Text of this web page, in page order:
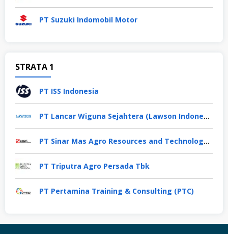
PT Suzuki Indomobil Motor
STRATA 1
PT ISS Indonesia
PT Lancar Wiguna Sejahtera (Lawson Indonesia)
PT Sinar Mas Agro Resources and Technology Tbk
PT Triputra Agro Persada Tbk
PT Pertamina Training & Consulting (PTC)